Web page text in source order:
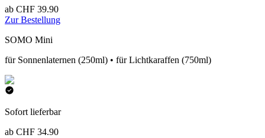
ab CHF 39.90
Zur Bestellung
SOMO Mini
für Sonnenlaternen (250ml) • für Lichtkaraffen (750ml)
Sofort lieferbar
ab CHF 34.90